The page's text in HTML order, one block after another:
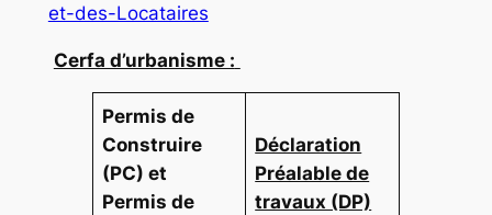
et-des-Locataires
Cerfa d’urbanisme :
Permis de
Construire
(PC) et
Permis de
Déclaration
Préalable de
travaux (DP)